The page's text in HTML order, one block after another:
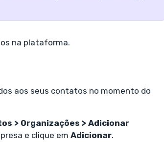
na plataforma.
aos seus contatos no momento do
> Organizações > Adicionar
e clique em Adicionar.